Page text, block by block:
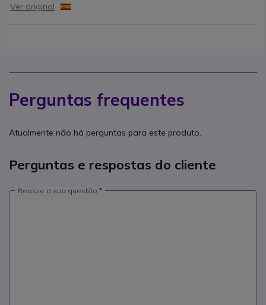
Ver original
Perguntas frequentes
Atualmente não há perguntas para este produto.
Perguntas e respostas do cliente
Realize a sua questão